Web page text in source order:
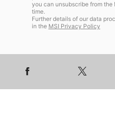
you can unsubscribe from the
time.
Further details of our data
in the MSI Privacy Policy